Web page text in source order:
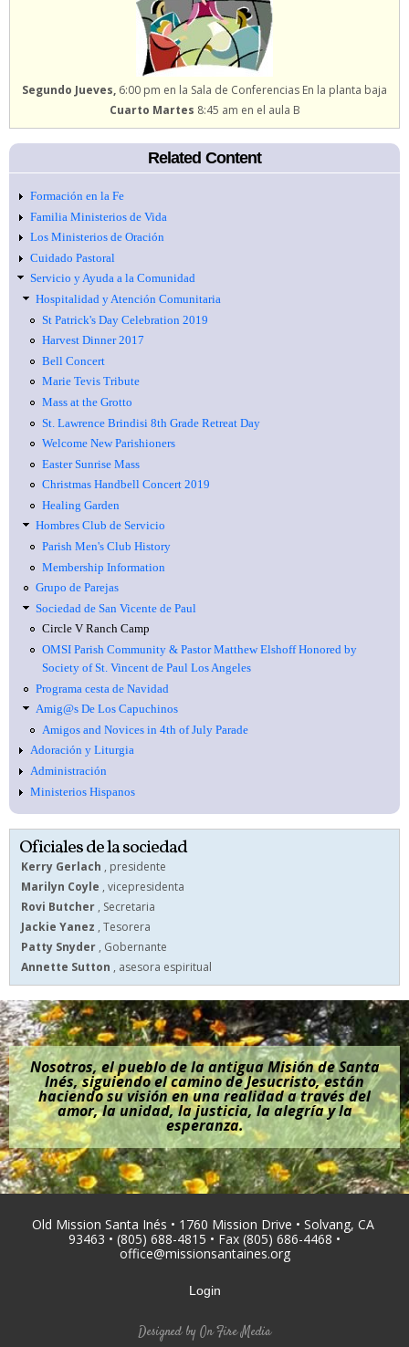
Segundo Jueves, 6:00 pm en la Sala de Conferencias En la planta baja
Cuarto Martes 8:45 am en el aula B
Related Content
Formación en la Fe
Familia Ministerios de Vida
Los Ministerios de Oración
Cuidado Pastoral
Servicio y Ayuda a la Comunidad
Hospitalidad y Atención Comunitaria
St Patrick's Day Celebration 2019
Harvest Dinner 2017
Bell Concert
Marie Tevis Tribute
Mass at the Grotto
St. Lawrence Brindisi 8th Grade Retreat Day
Welcome New Parishioners
Easter Sunrise Mass
Christmas Handbell Concert 2019
Healing Garden
Hombres Club de Servicio
Parish Men's Club History
Membership Information
Grupo de Parejas
Sociedad de San Vicente de Paul
Circle V Ranch Camp
OMSI Parish Community & Pastor Matthew Elshoff Honored by
Society of St. Vincent de Paul Los Angeles
Programa cesta de Navidad
Amig@s De Los Capuchinos
Amigos and Novices in 4th of July Parade
Adoración y Liturgia
Administración
Ministerios Hispanos
Oficiales de la sociedad
Kerry Gerlach , presidente
Marilyn Coyle , vicepresidenta
Rovi Butcher , Secretaria
Jackie Yanez , Tesorera
Patty Snyder , Gobernante
Annette Sutton , asesora espiritual
Nosotros, el pueblo de la antigua Misión de Santa
Inés, siguiendo el camino de Jesucristo, están
haciendo su visión en una realidad a través del
amor, la unidad, la justicia, la alegría y la
esperanza.
Old Mission Santa Inés • 1760 Mission Drive • Solvang, CA
93463 • (805) 688-4815 • Fax (805) 686-4468 •
office@missionsantaines.org
Login
Designed by On Fire Media